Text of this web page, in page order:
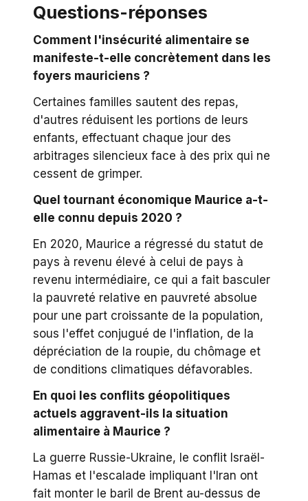
Questions-réponses
Comment l'insécurité alimentaire se
manifeste-t-elle concrètement dans les
foyers mauriciens ?
Certaines familles sautent des repas,
d'autres réduisent les portions de leurs
enfants, effectuant chaque jour des
arbitrages silencieux face à des prix qui ne
cessent de grimper.
Quel tournant économique Maurice a-t-
elle connu depuis 2020 ?
En 2020, Maurice a régressé du statut de
pays à revenu élevé à celui de pays à
revenu intermédiaire, ce qui a fait basculer
la pauvreté relative en pauvreté absolue
pour une part croissante de la population,
sous l'effet conjugué de l'inflation, de la
dépréciation de la roupie, du chômage et
de conditions climatiques défavorables.
En quoi les conflits géopolitiques
actuels aggravent-ils la situation
alimentaire à Maurice ?
La guerre Russie-Ukraine, le conflit Israël-
Hamas et l'escalade impliquant l'Iran ont
fait monter le baril de Brent au-dessus de